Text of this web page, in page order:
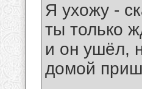
Я ухожу -
ты только
и он ушёл,
домой